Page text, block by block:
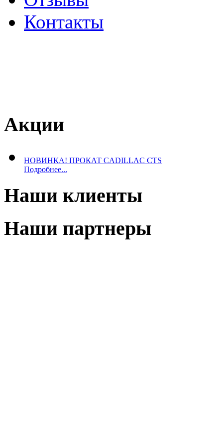
­Контакты
Акции
НОВИНКА! ПРОКАТ CADILLAC CTS
Подробнее...
Наши клиенты
Наши партнеры